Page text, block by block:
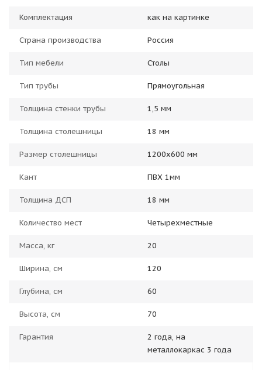
Комплектация как на картинке
Страна производства Россия
Тип мебели Столы
Тип трубы Прямоугольная
Толщина стенки трубы 1,5 мм
Толщина столешницы 18 мм
Размер столешницы 1200x600 мм
Кант ПВХ 1мм
Толщина ДСП 18 мм
Количество мест Четырехместные
Масса, кг 20
Ширина, см 120
Глубина, см 60
Высота, см 70
Гарантия
2 года, на
металлокаркас 3 года